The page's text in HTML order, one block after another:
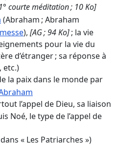
courte méditation ; 10 Ko]
(Abraham ; Abraham
), [AG ; 94 Ko]; la vie
pour la vie du
d’étranger ; sa réponse à
etc.)
la paix dans le monde par
l’appel de Dieu, sa liaison
Noé, le type de l’appel de
« Les Patriarches »)